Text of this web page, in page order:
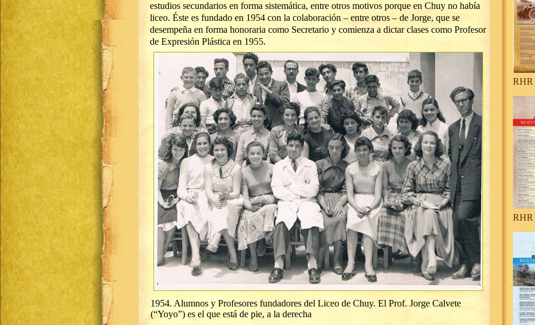
estudios secundarios en forma sistemática, entre otros motivos porque en Chuy no había
liceo. Éste es fundado en 1954 con la colaboración – entre otros – de Jorge, que se
desempeña en forma honoraria como Secretario y comienza a dictar clases como Profesor
de Expresión Plástica en 1955.
1954. Alumnos y Profesores fundadores del Liceo de Chuy. El Prof. Jorge Calvete
(“Yoyo”) es el que está de pie, a la derecha
RHR
RHR